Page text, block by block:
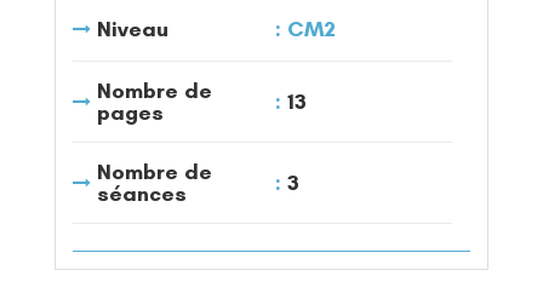
Niveau CM2
Nombre de
pages
13
Nombre de
séances
3